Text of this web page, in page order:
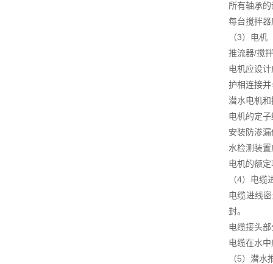
所有轴承
每台搅拌
（3）电机
推流器/搅
电机应设
护相连接
潜水电机
电机的定
安装防渗
水检测装
电机的额
（4）电缆
电缆进线
封。
电缆接头
电缆在水
（5）潜水